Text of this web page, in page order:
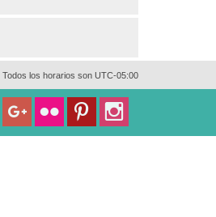
Todos los horarios son UTC-05:00